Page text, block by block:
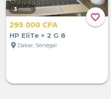
favorite_border
3 mois
295 000 CFA
HP EliTe × 2 G 8
location_on Dakar, Sénégal